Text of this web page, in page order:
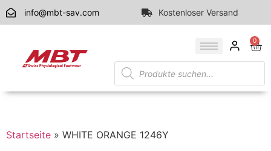
info@mbt-sav.com Kostenloser Versand
0
Startseite » WHITE ORANGE 1246Y